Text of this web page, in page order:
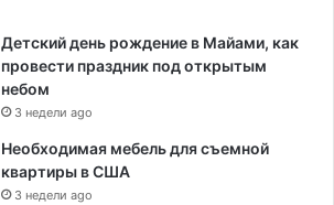
Детский день рождение в Майами, как
провести праздник под открытым
небом
3 недели ago
Необходимая мебель для съемной
квартиры в США
3 недели ago